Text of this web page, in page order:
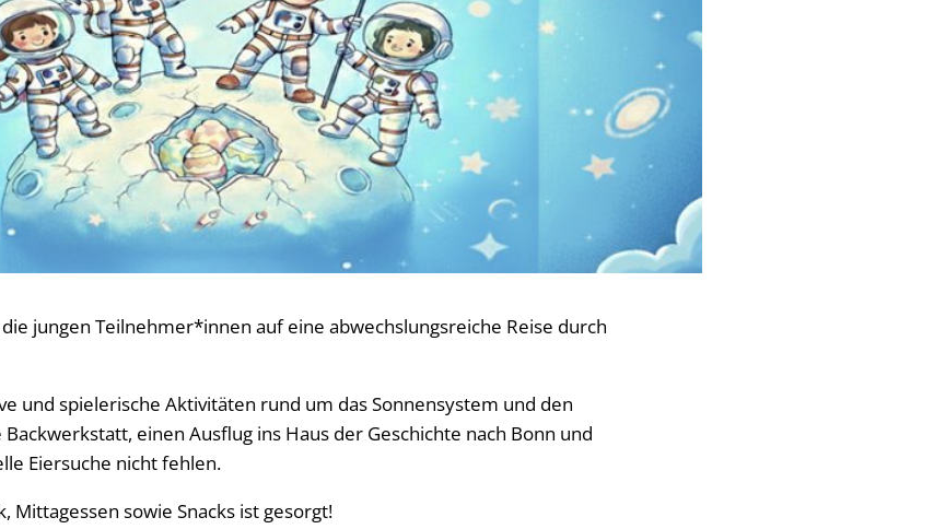
jungen Teilnehmer*innen auf eine abwechslungsreiche Reise durch
und spielerische Aktivitäten rund um das Sonnensystem und den
einen Ausflug ins Haus der Geschichte nach Bonn und
Eiersuche nicht fehlen.
Mittagessen sowie Snacks ist gesorgt!